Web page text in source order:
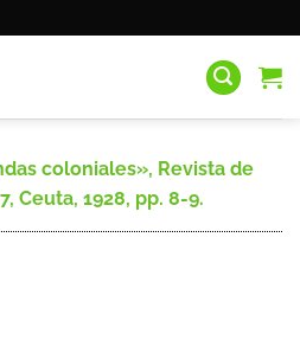
coloniales», Revista de
Ceuta, 1928, pp. 8-9.